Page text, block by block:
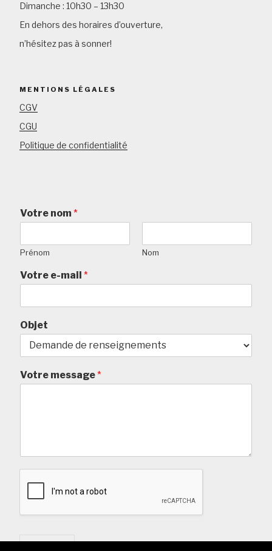
Dimanche : 10h30 – 13h30
En dehors des horaires d’ouverture,
n’hésitez pas à sonner!
MENTIONS LÉGALES
CGV
CGU
Politique de confidentialité
Votre nom*
Prénom Nom
Votre e-mail *
Objet
Votre message*